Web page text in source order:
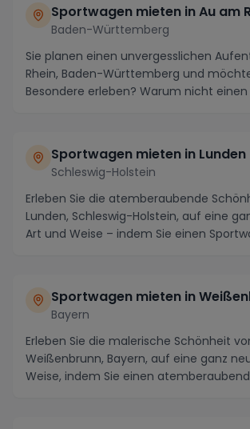
Sportwagen mieten in Au am
Baden-Württemberg
Sie planen einen unvergesslichen
Rhein, Baden-Württemberg und
Besondere erleben? Warum nicht
Sportwagen mieten in Lunden
Schleswig-Holstein
Erleben Sie die atemberaubende
Lunden, Schleswig-Holstein, auf eine
Art und Weise – indem Sie einen
Sportwagen mieten in
Bayern
Erleben Sie die malerische Schönheit
Weißenbrunn, Bayern, auf eine ganz
Weise, indem Sie einen